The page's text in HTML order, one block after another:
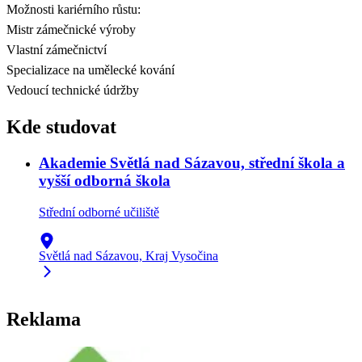
Možnosti kariérního růstu:
Mistr zámečnické výroby
Vlastní zámečnictví
Specializace na umělecké kování
Vedoucí technické údržby
Kde studovat
Akademie Světlá nad Sázavou, střední škola a
vyšší odborná škola
Střední odborné učiliště
Světlá nad Sázavou, Kraj Vysočina
Reklama